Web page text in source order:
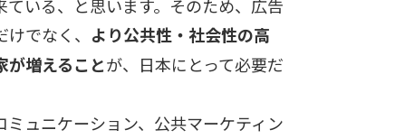
いる、と思います。そのため、広告
でなく、 より公共性・社会性の高
が増えることが、日本にとって必要だ
ュニケーション、公共マーケティン